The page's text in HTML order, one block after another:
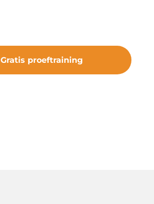
Gratis proeftraining